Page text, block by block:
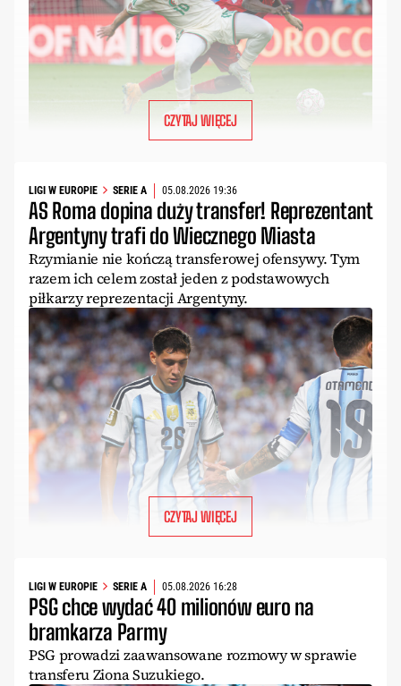
CZYTAJ WIĘCEJ
LIGI W EUROPIE SERIE A 05.08.2026 19:36
AS Roma dopina duży transfer! Reprezentant
Argentyny trafi do Wiecznego Miasta
Rzymianie nie kończą transferowej ofensywy. Tym
razem ich celem został jeden z podstawowych
piłkarzy reprezentacji Argentyny.
CZYTAJ WIĘCEJ
LIGI W EUROPIE SERIE A 05.08.2026 16:28
PSG chce wydać 40 milionów euro na
bramkarza Parmy
PSG prowadzi zaawansowane rozmowy w sprawie
transferu Ziona Suzukiego.